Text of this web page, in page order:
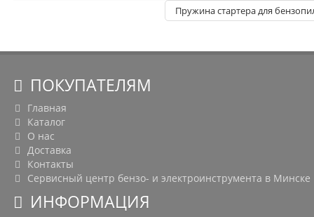
Пружина стартера для
ПОКУПАТЕЛЯМ
Главная
Каталог
О нас
Доставка
Контакты
Сервисный центр бензо- и электроинструмента в Минске
ИНФОРМАЦИЯ